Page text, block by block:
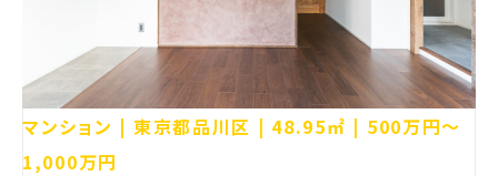
マンション 東京都品川区 48.95㎡
500万円〜
1,000万円